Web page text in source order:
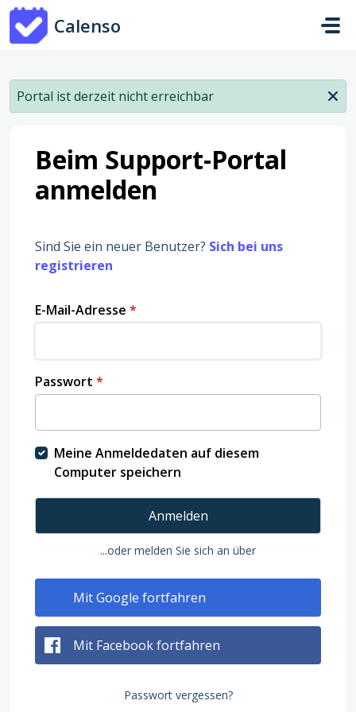
Zum hauptsächlichen Inhalt gehen
Calenso
Portal ist derzeit nicht erreichbar
Beim Support-Portal
anmelden
Sind Sie ein neuer Benutzer? Sich bei uns
registrieren
E-Mail-Adresse *
Passwort *
Meine Anmeldedaten auf diesem
Computer speichern
Anmelden
...oder melden Sie sich an über
Mit Google fortfahren
Mit Facebook fortfahren
Passwort vergessen?